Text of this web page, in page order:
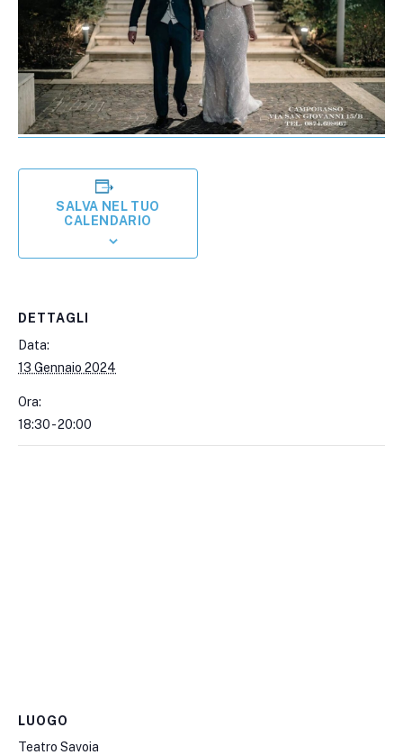
SALVA NEL TUO
CALENDARIO
DETTAGLI
Data:
13 Gennaio 2024
Ora:
18:30 - 20:00
LUOGO
Teatro Savoia